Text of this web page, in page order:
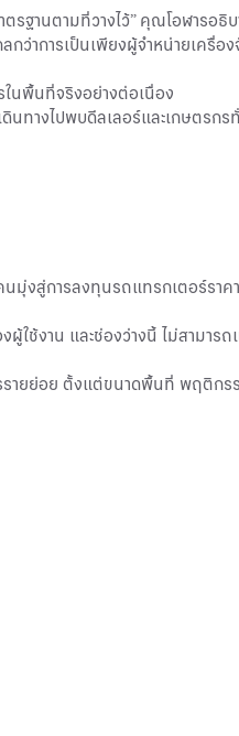
รฐานตามที่วางไว้” คุณโอฬารอธิบ
ว่าการเป็นเพียงผู้จำหน่ายเครื่อง
นพื้นที่จริงอย่างต่อเนื่อง
ทางไปพบดีลเลอร์และเกษตรกร
มุ่งสู่การลงทุนรถแทรกเตอร์รา
ช้งาน และช่องว่างนี้ ไม่สามารถ
รายย่อย ตั้งแต่ขนาดพื้นที่ พฤติก